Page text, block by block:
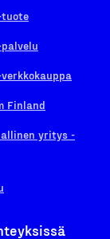
Finland
yritys -